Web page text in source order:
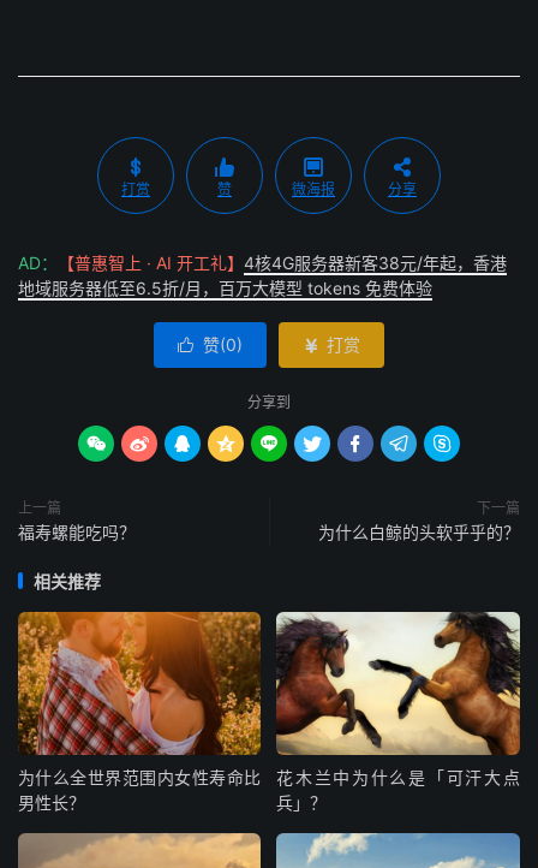
打赏 赞 微海报 分享
AD： 【普惠智上 · AI 开工礼】 4核4G服务器新客38元/年起，香港
地域服务器低至6.5折/月，百万大模型 tokens 免费体验
 赞(0)  打赏
分享到
        
上一篇
福寿螺能吃吗？
下一篇
为什么白鲸的头软乎乎的？
相关推荐
为什么全世界范围内女性寿命比
男性长？
花木兰中为什么是「可汗大点
兵」？